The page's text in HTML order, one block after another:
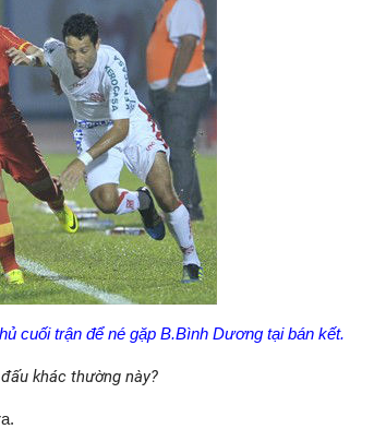
cuối trận để né gặp B.Bình Dương tại bán kết.
khác thường này?